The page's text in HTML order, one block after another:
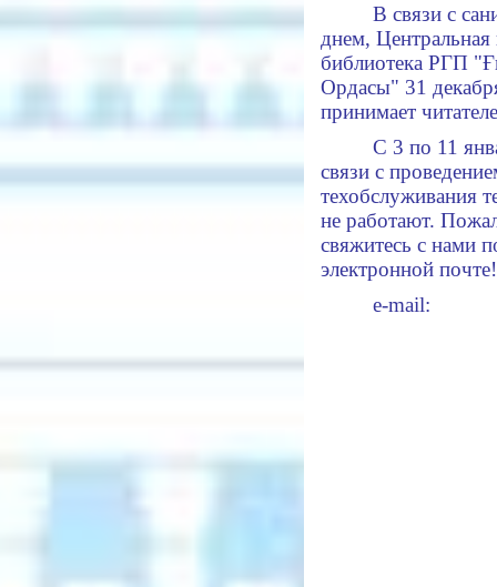
В связи с
днем, Центральная
библиотека РГП
Ордасы" 31
принимает
С 3 по 11
связи с
техобслуживания
не работают.
свяжитесь с нами
электронной почте!
е-mail: